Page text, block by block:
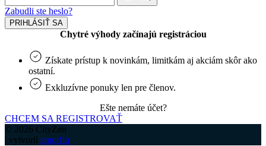
Zabudli ste heslo?
PRIHLÁSIŤ SA
Chytré výhody začínajú registráciou
Získate prístup k novinkám, limitkám aj akciám skôr ako
ostatní.
Exkluzívne ponuky len pre členov.
Ešte nemáte účet?
CHCEM SA REGISTROVAŤ
© 2026 CityZen
| vytvoril emorfiq